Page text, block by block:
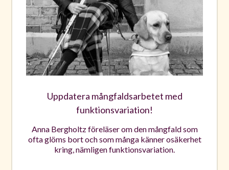
Uppdatera mångfaldsarbetet med
funktionsvariation!
Anna Bergholtz föreläser om den mångfald som
ofta glöms bort och som många känner osäkerhet
kring, nämligen funktionsvariation.